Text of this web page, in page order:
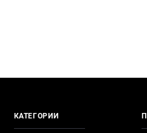
КАТЕГОРИИ